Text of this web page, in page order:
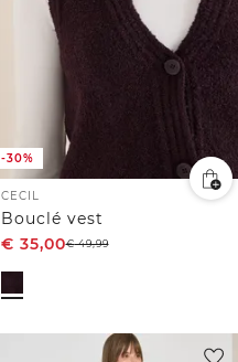
-30%
CECIL
Bouclé vest
€ 35,00€49,99